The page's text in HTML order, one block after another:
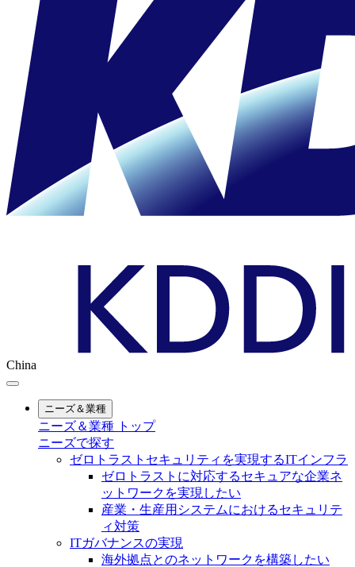
China
ニーズ＆業種
ニーズ＆業種 トップ
ニーズで探す
ゼロトラストセキュリティを実現するITインフラ
ゼロトラストに対応するセキュアな企業ネ
ットワークを実現したい
産業・生産用システムにおけるセキュリテ
ィ対策
ITガバナンスの実現
海外拠点とのネットワークを構築したい